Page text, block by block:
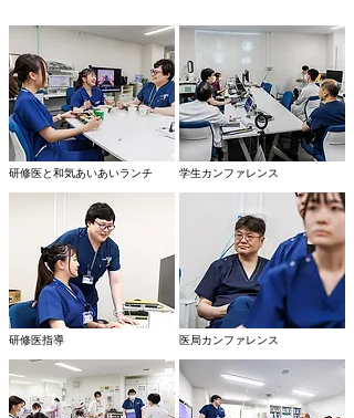
研修医と和気あいあいランチ 学生カンファレンス
研修医指導 医局カンファレンス